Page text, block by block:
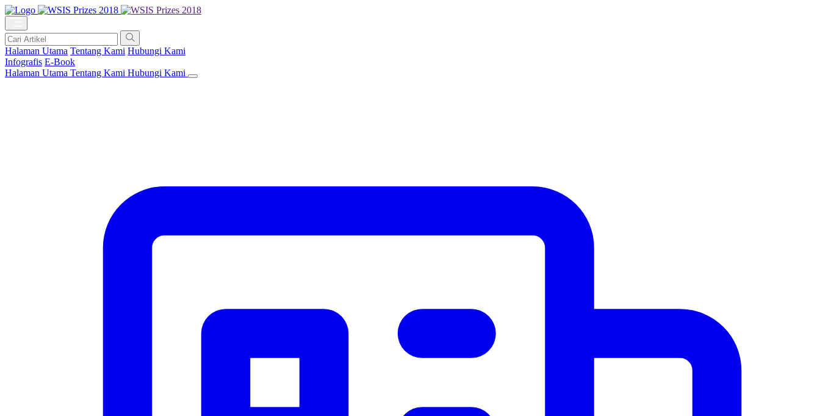
Halaman Utama Tentang Kami Hubungi Kami
Infografis E-Book
Halaman Utama Tentang Kami Hubungi Kami